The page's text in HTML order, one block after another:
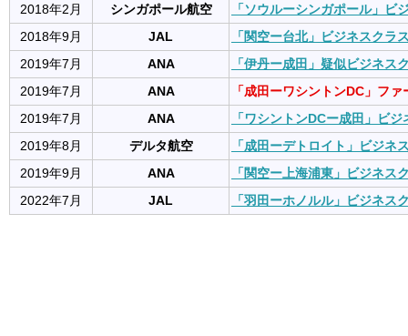
2018年2月 シンガポール航空 「ソウルーシンガポール」ビ
2018年9月 JAL 「関空ー台北」ビジネスクラ
2019年7月 ANA 「伊丹ー成田」疑似ビジネス
2019年7月 ANA 「成田ーワシントンDC」フ
2019年7月 ANA 「ワシントンDCー成田」ビ
2019年8月 デルタ航空 「成田ーデトロイト」ビジネ
2019年9月 ANA 「関空ー上海浦東」ビジネス
2022年7月 JAL 「羽田ーホノルル」ビジネス